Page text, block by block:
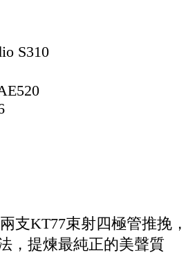
S310
KT77束射四極管推挽，
，提煉最純正的美聲質